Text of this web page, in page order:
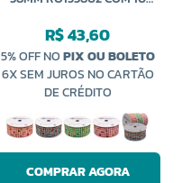
R$ 43,60
5% OFF NOPIX OU BOLETO
6X SEM JUROS NO CARTÃO
DE CRÉDITO
COMPRAR AGORA